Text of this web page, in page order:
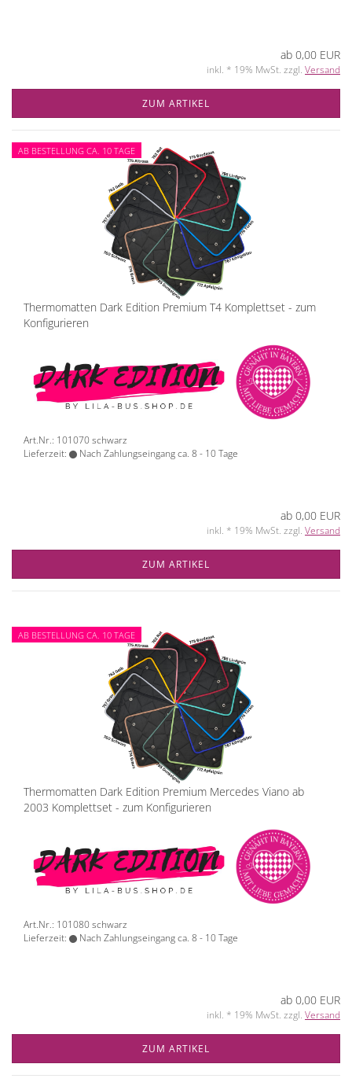
ab 0,00 EUR
inkl. * 19% MwSt. zzgl. Versand
ZUM ARTIKEL
AB BESTELLUNG CA. 10 TAGE
Thermomatten Dark Edition Premium T4 Komplettset - zum
Konfigurieren
Art.Nr.: 101070 schwarz
Lieferzeit:
Nach Zahlungseingang ca. 8 - 10 Tage
ab 0,00 EUR
inkl. * 19% MwSt. zzgl. Versand
ZUM ARTIKEL
AB BESTELLUNG CA. 10 TAGE
Thermomatten Dark Edition Premium Mercedes Viano ab
2003 Komplettset - zum Konfigurieren
Art.Nr.: 101080 schwarz
Lieferzeit:
Nach Zahlungseingang ca. 8 - 10 Tage
ab 0,00 EUR
inkl. * 19% MwSt. zzgl. Versand
ZUM ARTIKEL